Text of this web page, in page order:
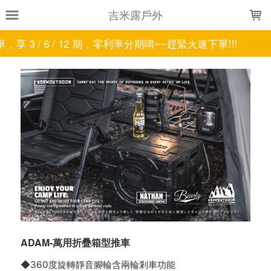
吉米露戶外
3 / 6 / 12 期，零利率分期唷~~趕緊火速下單!!!
ADAM-萬用折疊箱型推車
◆360度旋轉靜音腳輪含兩輪剎車功能